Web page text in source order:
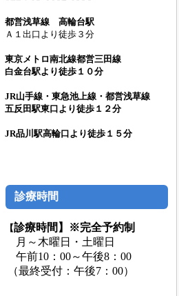
都営浅草線 高輪台駅
Ａ１出口より徒歩３分
東京メトロ南北線都営三田線
白金台駅より徒歩１０分
JR山手線・東急池上線・都営浅草線
五反田駅東口より徒歩１２分
JR品川駅高輪口より徒歩１５分
診療時間
【診療時間】
※完全予約制
月～木曜日・土曜日
午前10：00～午後8：00
（最終受付：午後7：00）